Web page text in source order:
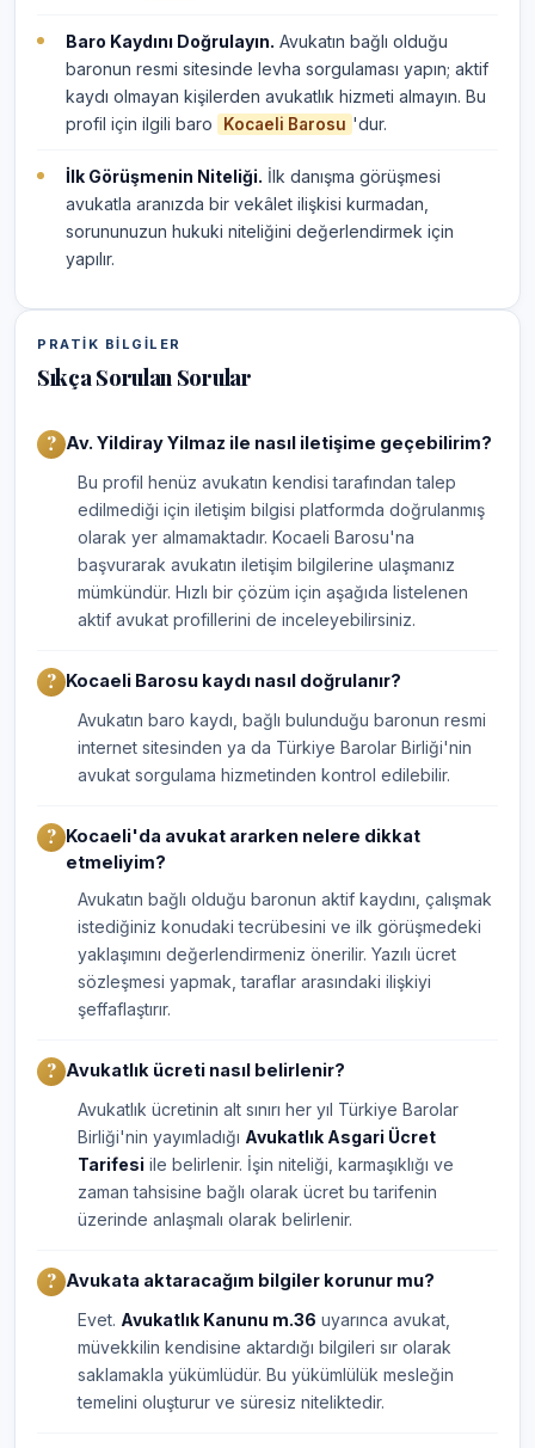
Baro Kaydını Doğrulayın. Avukatın bağlı olduğu
baronun resmi sitesinde levha sorgulaması yapın; aktif
kaydı olmayan kişilerden avukatlık hizmeti almayın. Bu
profil için ilgili baro
Kocaeli Barosu 'dur.
İlk Görüşmenin Niteliği. İlk danışma görüşmesi
avukatla aranızda bir vekâlet ilişkisi kurmadan,
sorununuzun hukuki niteliğini değerlendirmek için
yapılır.
PRATIK BILGILER
Sıkça Sorulan Sorular
Av. Yildiray Yilmaz ile nasıl iletişime geçebilirim?
Bu profil henüz avukatın kendisi tarafından talep
edilmediği için iletişim bilgisi platformda doğrulanmış
olarak yer almamaktadır. Kocaeli Barosu'na
başvurarak avukatın iletişim bilgilerine ulaşmanız
mümkündür. Hızlı bir çözüm için aşağıda listelenen
aktif avukat profillerini de inceleyebilirsiniz.
Kocaeli Barosu kaydı nasıl doğrulanır?
Avukatın baro kaydı, bağlı bulunduğu baronun resmi
internet sitesinden ya da Türkiye Barolar Birliği'nin
avukat sorgulama hizmetinden kontrol edilebilir.
Kocaeli'da avukat ararken nelere dikkat
etmeliyim?
Avukatın bağlı olduğu baronun aktif kaydını, çalışmak
istediğiniz konudaki tecrübesini ve ilk görüşmedeki
yaklaşımını değerlendirmeniz önerilir. Yazılı ücret
sözleşmesi yapmak, taraflar arasındaki ilişkiyi
şeffaflaştırır.
Avukatlık ücreti nasıl belirlenir?
Avukatlık ücretinin alt sınırı her yıl Türkiye Barolar
Birliği'nin yayımladığı Avukatlık Asgari Ücret
Tarifesi ile belirlenir. İşin niteliği, karmaşıklığı ve
zaman tahsisine bağlı olarak ücret bu tarifenin
üzerinde anlaşmalı olarak belirlenir.
Avukata aktaracağım bilgiler korunur mu?
Evet. Avukatlık Kanunu m.36 uyarınca avukat,
müvekkilin kendisine aktardığı bilgileri sır olarak
saklamakla yükümlüdür. Bu yükümlülük mesleğin
temelini oluşturur ve süresiz niteliktedir.